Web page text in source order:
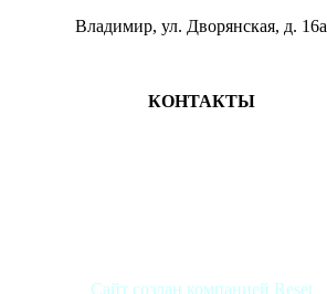
Владимир, ул. Дворянская, д. 16а
КОНТАКТЫ
Сайт создан компанией Reset